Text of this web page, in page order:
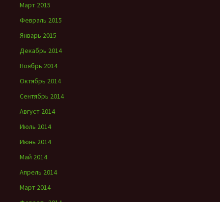
Март 2015
Февраль 2015
Январь 2015
Декабрь 2014
Ноябрь 2014
Октябрь 2014
Сентябрь 2014
Август 2014
Июль 2014
Июнь 2014
Май 2014
Апрель 2014
Март 2014